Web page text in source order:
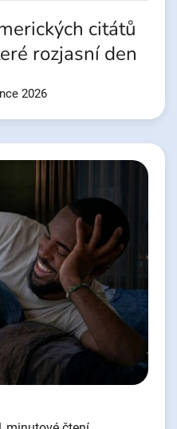
citátů
rozjasní den
2026